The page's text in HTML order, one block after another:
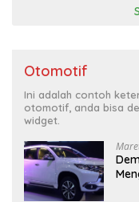
Otomotif
Ini adalah contoh
otomotif, anda bisa
widget.